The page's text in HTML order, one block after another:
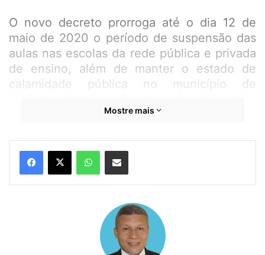
O novo decreto prorroga até o dia 12 de
maio de 2020 o período de suspensão das
aulas nas escolas da rede pública e privada
de ensino, além de manter o estado de
calamidade pública no município de
prevenção ao Covid-19.
Mostre mais